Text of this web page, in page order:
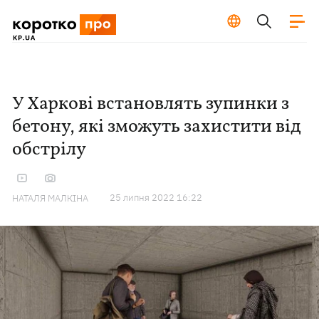
У Харкові встановлять зупинки з
бетону, які зможуть захистити від
обстрілу
НАТАЛЯ МАЛКІНА 25 липня 2022 16:22